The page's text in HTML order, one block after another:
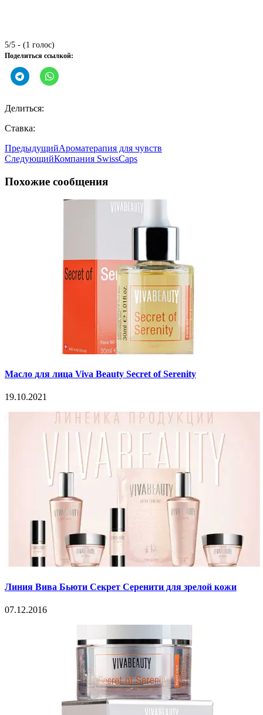
5/5 - (1 голос)
Поделиться ссылкой:
Делиться:
Ставка:
ПредыдущийАроматерапия для чувств
СледующийКомпания SwissCaps
Похожие сообщения
Масло для лица Viva Beauty Secret of Serenity
19.10.2021
Линия Вива Бьюти Секрет Серенити для зрелой кожи
07.12.2016